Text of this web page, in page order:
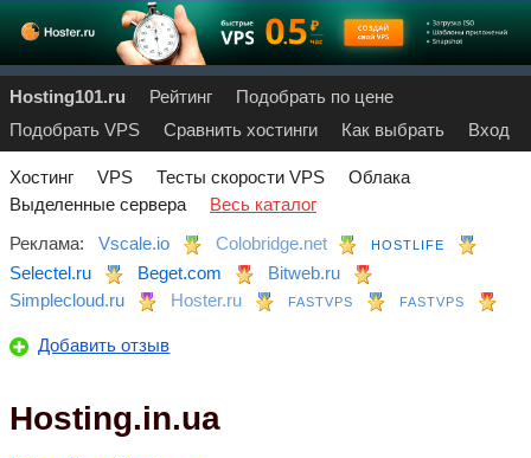
Hosting101.ru Рейтинг
Подобрать по цене
Подобрать VPS
Сравнить хостинги Как выбрать Вход
Хостинг VPS Тесты скорости VPS
Облака
Выделенные сервера
Весь каталог
Реклама:
Vscale.io Colobridge.net HOSTLIFE
Selectel.ru Beget.com
Bitweb.ru
Simplecloud.ru
Hoster.ru FASTVPS FASTVPS
Добавить отзыв
Hosting.in.ua